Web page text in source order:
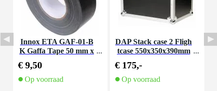
Innox ETA GAF-01-B
K Gaffa Tape 50 mm x
€ 9,50
Op voorraad
DAP Stack case 2 Fligh
tcase 550x350x390mm
€ 175,-
Op voorraad